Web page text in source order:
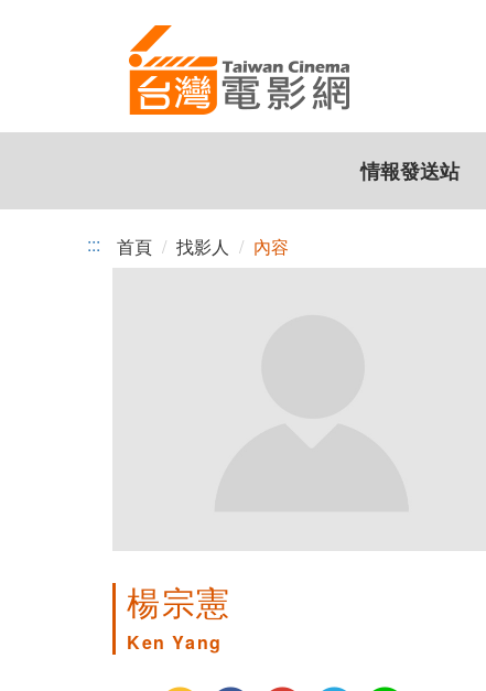
情報發送站
::: 首頁 找影人 內容
楊宗憲
Ken Yang